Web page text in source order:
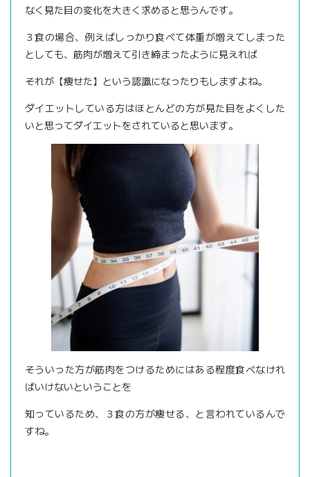
なく見た目の変化を大きく求めると思うんです。
３食の場合、例えばしっかり食べて体重が増えてしまった
としても、筋肉が増えて引き締まったように見えれば
それが【痩せた】という認識になったりもしますよね。
ダイエットしている方はほとんどの方が見た目をよくした
いと思ってダイエットをされていると思います。
そういった方が筋肉をつけるためにはある程度食べなけれ
ばいけないということを
知っているため、３食の方が痩せる、と言われているんで
すね。